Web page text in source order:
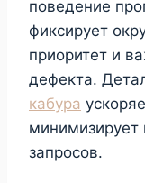
поведение
фиксирует
приоритет и
дефекта.
кабура
минимизирует
запросов.